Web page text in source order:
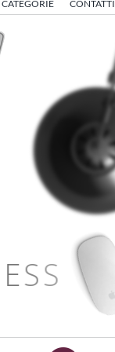
CATEGORIE CONTATTI
SS